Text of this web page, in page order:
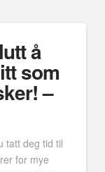
å
som
–
tatt deg tid til
for mye